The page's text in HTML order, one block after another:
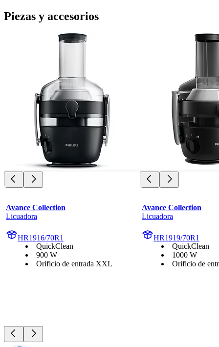
Piezas y accesorios
Avance Collection
Licuadora
HR1916/70R1
QuickClean
900 W
Orificio de entrada XXL
Avance Collection
Licuadora
HR1919/70R1
QuickClean
1000 W
Orificio de